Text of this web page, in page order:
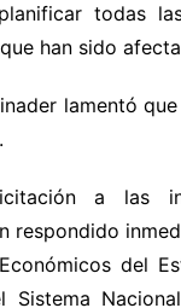
todas
han sido
lamentó
a las
respondido
del
Sistema